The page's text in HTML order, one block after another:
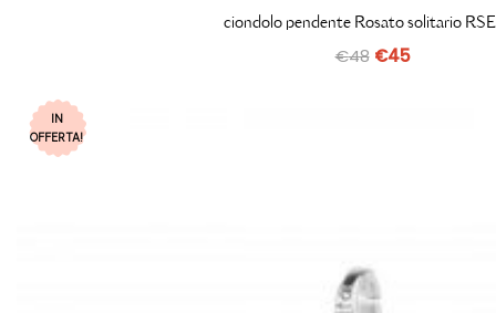
ciondolo pendente Rosato solitario
€48 €45
IN
OFFERTA!